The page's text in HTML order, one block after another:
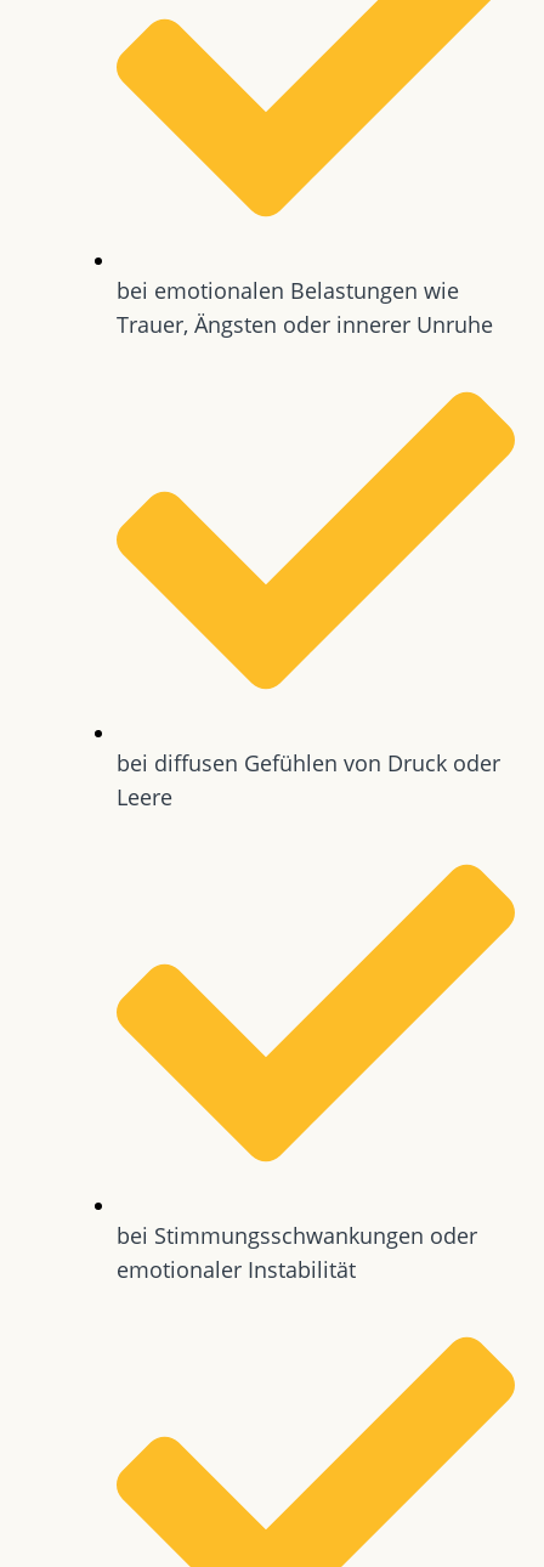
bei emotionalen Belastungen wie
Trauer, Ängsten oder innerer Unruhe
bei diffusen Gefühlen von Druck oder
Leere
bei Stimmungsschwankungen oder
emotionaler Instabilität